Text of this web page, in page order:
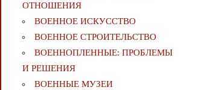
ОТНОШЕНИЯ
ВОЕННОЕ ИСКУССТВО
ВОЕННОЕ СТРОИТЕЛЬСТВО
ВОЕННОПЛЕННЫЕ: ПРОБЛЕМЫ
И РЕШЕНИЯ
ВОЕННЫЕ МУЗЕИ